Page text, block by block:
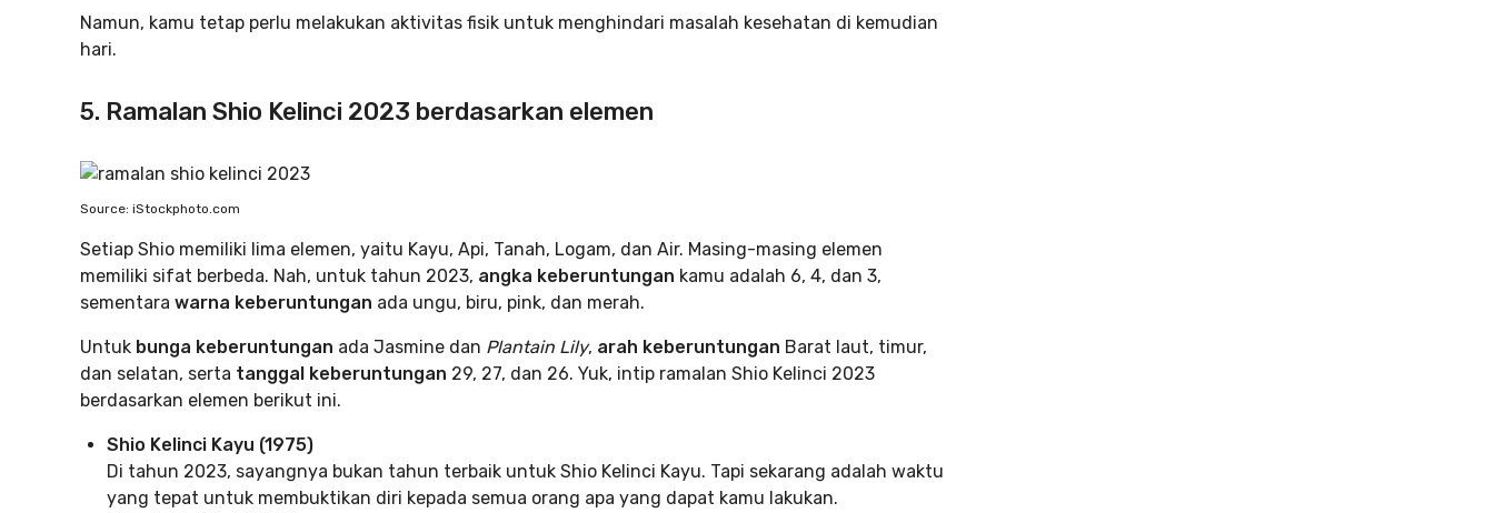
Namun, kamu tetap perlu melakukan aktivitas fisik untuk menghindari masalah kesehatan di kemudian
hari.
5. Ramalan Shio Kelinci 2023 berdasarkan elemen
Source: iStockphoto.com
Setiap Shio memiliki lima elemen, yaitu Kayu, Api, Tanah, Logam, dan Air. Masing-masing elemen
memiliki sifat berbeda. Nah, untuk tahun 2023, angka keberuntungan kamu adalah 6, 4, dan 3,
sementara warna keberuntungan ada ungu, biru, pink, dan merah.
Untuk bunga keberuntungan ada Jasmine dan Plantain Lily, arah keberuntungan Barat laut, timur,
dan selatan, serta tanggal keberuntungan 29, 27, dan 26. Yuk, intip ramalan Shio Kelinci 2023
berdasarkan elemen berikut ini.
Shio Kelinci Kayu (1975)
Di tahun 2023, sayangnya bukan tahun terbaik untuk Shio Kelinci Kayu. Tapi sekarang adalah waktu
yang tepat untuk membuktikan diri kepada semua orang apa yang dapat kamu lakukan.